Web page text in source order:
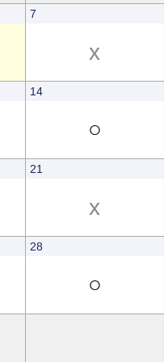
7
x
14
○
21
x
28
○